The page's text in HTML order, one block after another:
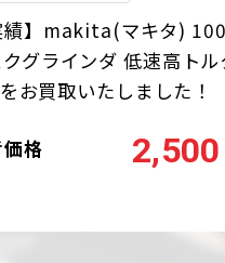
績】makita(マキタ) 100
グラインダ 低速高トル
お買取いたしました！
格 2,500